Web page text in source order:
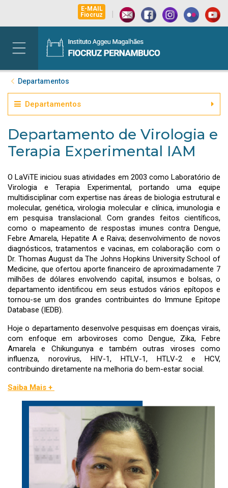
E-MAIL
Fiocruz
|
Departamentos
Departamentos
Departamento de Virologia e
Terapia Experimental IAM
O LaViTE iniciou suas atividades em 2003 como Laboratório de
Virologia e Terapia Experimental, portando uma equipe
multidisciplinar com expertise nas áreas de biologia estrutural e
molecular, genética, virologia molecular e clínica, imunologia e
em pesquisa translacional. Com grandes feitos científicos,
como o mapeamento de respostas imunes contra Dengue,
Febre Amarela, Hepatite A e Raiva; desenvolvimento de novos
diagnósticos, tratamentos e vacinas, em colaboração com o
Dr. Thomas August da The Johns Hopkins University School of
Medicine, que ofertou aporte financeiro de aproximadamente 7
milhões de dólares envolvendo capital, insumos e bolsas, o
departamento identificou em seus estudos vários epítopos e
tornou-se um dos grandes contribuintes do Immune Epitope
Database (IEDB).
Hoje o departamento desenvolve pesquisas em doenças virais,
com enfoque em arboviroses como Dengue, Zika, Febre
Amarela e Chikungunya e também outras viroses como
influenza, norovírus, HIV-1, HTLV-1, HTLV-2 e HCV,
contribuindo diretamente na melhoria do bem-estar social.
Saiba Mais +